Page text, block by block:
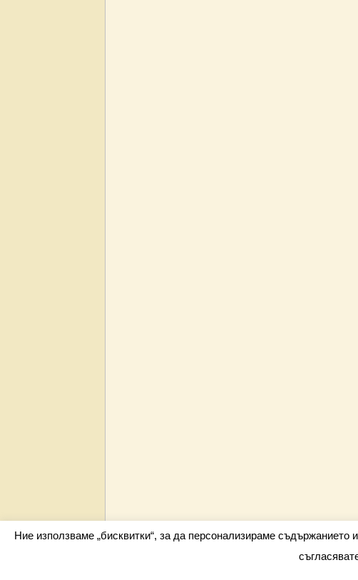
Всички права запазени barometar.net © 2026
Ние използваме „бисквитки“, за да персонализираме